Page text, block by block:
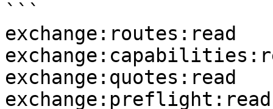
```
exchange:routes:read
exchange:quotes:read
exchange:preflight:read